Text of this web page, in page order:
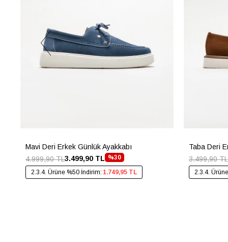
Mavi Deri Erkek Günlük Ayakkabı
%30
3.499,90 TL
4.999,90 TL
2.3.4. Ürüne %50 İndirim: 1.749,95 TL
Taba Deri
3.499,90 TL
2.3.4.